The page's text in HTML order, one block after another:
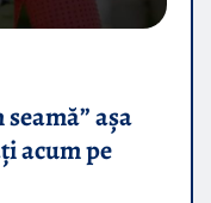
așa
acum pe